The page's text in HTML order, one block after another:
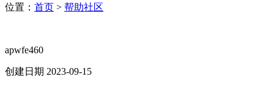
位置： 首页 > 帮助社区
apwfe460
创建日期 2023-09-15